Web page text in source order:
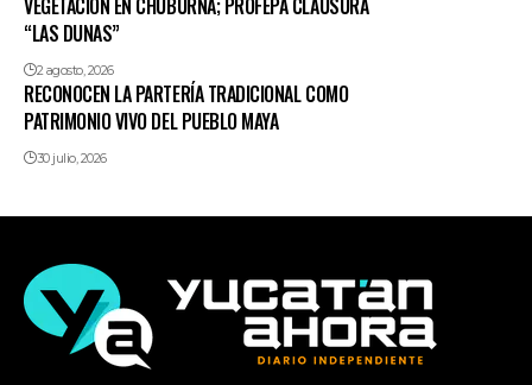
VEGETACIÓN EN CHUBURNÁ; PROFEPA CLAUSURA
“LAS DUNAS”
2 agosto, 2026
RECONOCEN LA PARTERÍA TRADICIONAL COMO
PATRIMONIO VIVO DEL PUEBLO MAYA
30 julio, 2026